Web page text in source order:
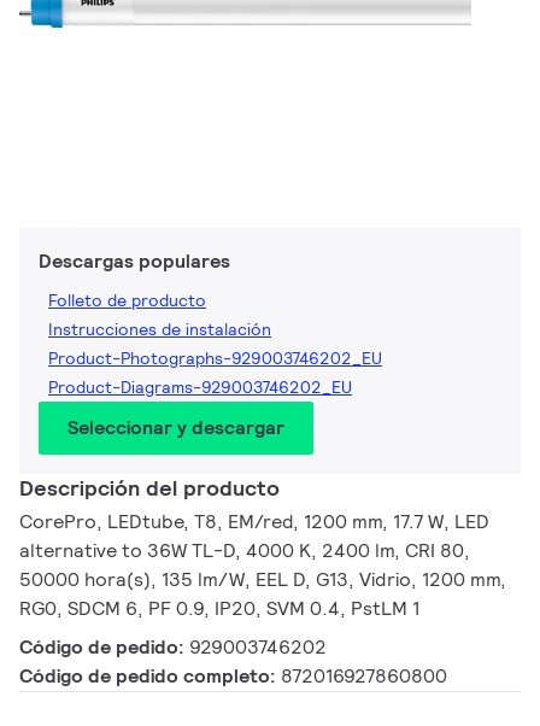
Descargas populares
Folleto de producto
Instrucciones de instalación
Product-Photographs-929003746202_EU
Product-Diagrams-929003746202_EU
Seleccionar y descargar
Descripción del producto
CorePro, LEDtube, T8, EM/red, 1200 mm, 17.7 W, LED
alternative to 36W TL-D, 4000 K, 2400 lm, CRI 80,
50000 hora(s), 135 lm/W, EEL D, G13, Vidrio, 1200 mm,
RG0, SDCM 6, PF 0.9, IP20, SVM 0.4, PstLM 1
Código de pedido: 929003746202
Código de pedido completo: 872016927860800